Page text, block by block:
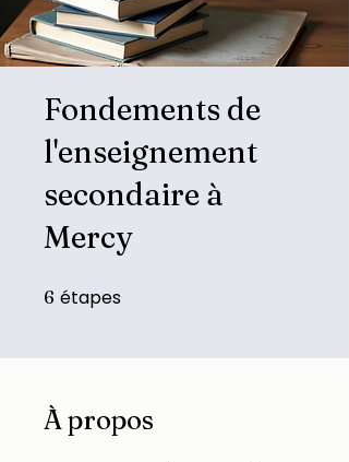
Fondements de
l'enseignement
secondaire à
Mercy
6 étapes
À propos